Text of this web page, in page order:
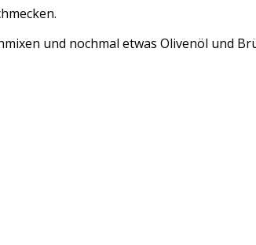
und nochmal etwas Olivenöl und